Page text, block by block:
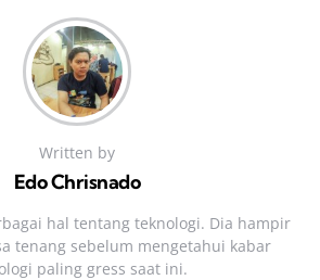
Written by
Edo Chrisnado
hal tentang teknologi. Dia hampir
tenang sebelum mengetahui kabar
paling gress saat ini.